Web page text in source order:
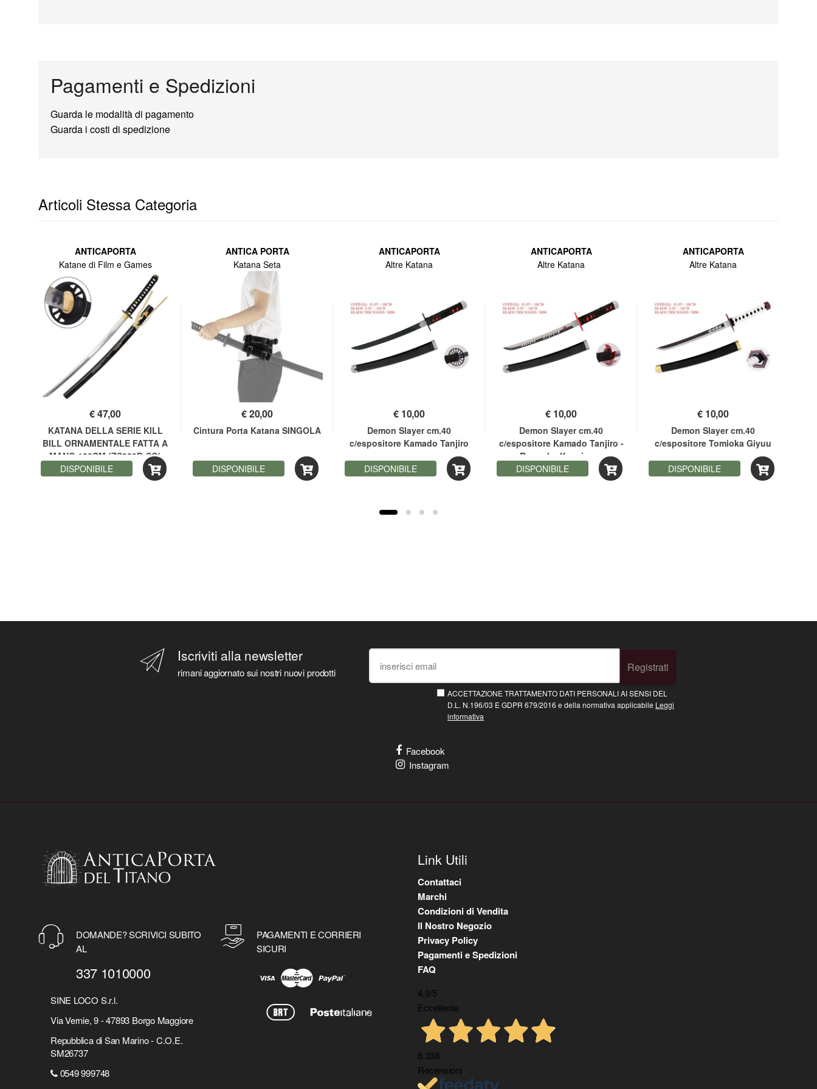
Pagamenti e Spedizioni
Guarda le modalità di pagamento
Guarda i costi di spedizione
Articoli Stessa Categoria
ANTICAPORTA
Katane di Film e Games
€47,00
KATANA DELLA SERIE KILL
BILL ORNAMENTALE FATTA A
MANO 106CM (ZS320D-SG)
DISPONIBILE
ANTICA PORTA
Katana Seta
€20,00
Cintura Porta Katana SINGOLA
DISPONIBILE
ANTICAPORTA
Altre Katana
€ 10,00
Demon Slayer cm.40
c/espositore Kamado Tanjiro
DISPONIBILE
ANTICAPORTA
Altre Katana
€ 10,00
Demon Slayer cm.40
c/espositore Kamado Tanjiro -
Rengoku Kyoujurou
DISPONIBILE
ANTICAPORTA
Altre Katana
€ 10,00
Demon Slayer cm.40
c/espositore Tomioka Giyuu
DISPONIBILE
Iscriviti alla newsletter
rimani aggiornato sui nostri nuovi prodotti Registrati
ACCETTAZIONE TRATTAMENTO DATI PERSONALI AI SENSI DEL
D.L. N.196/03 E GDPR 679/2016 e della normativa applicabile Leggi
informativa
Facebook
Instagram
DOMANDE? SCRIVICI SUBITO
AL
337 1010000
SINE LOCO S.r.l.
Via Vernie, 9 - 47893 Borgo Maggiore
Repubblica di San Marino - C.O.E.
SM26737
0549 999748
PAGAMENTI E CORRIERI
SICURI
Link Utili
Contattaci
Marchi
Condizioni di Vendita
Il Nostro Negozio
Privacy Policy
Pagamenti e Spedizioni
FAQ
4,9/5
Eccellente
6.338
Recensioni